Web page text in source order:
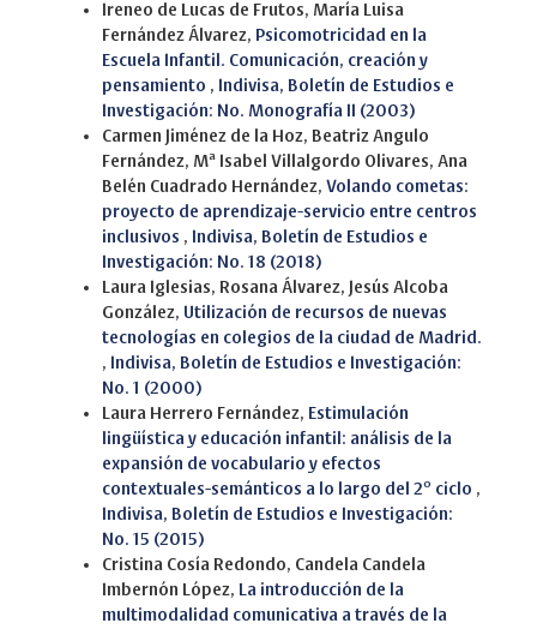
Ireneo de Lucas de Frutos, María Luisa
Fernández Álvarez, Psicomotricidad en la
Escuela Infantil. Comunicación, creación y
pensamiento , Indivisa, Boletín de Estudios e
Investigación: No. Monografía II (2003)
Carmen Jiménez de la Hoz, Beatriz Angulo
Fernández, Mª Isabel Villalgordo Olivares, Ana
Belén Cuadrado Hernández, Volando cometas:
proyecto de aprendizaje-servicio entre centros
inclusivos , Indivisa, Boletín de Estudios e
Investigación: No. 18 (2018)
Laura Iglesias, Rosana Álvarez, Jesús Alcoba
González, Utilización de recursos de nuevas
tecnologías en colegios de la ciudad de Madrid.
, Indivisa, Boletín de Estudios e Investigación:
No. 1 (2000)
Laura Herrero Fernández, Estimulación
lingüística y educación infantil: análisis de la
expansión de vocabulario y efectos
contextuales-semánticos a lo largo del 2º ciclo ,
Indivisa, Boletín de Estudios e Investigación:
No. 15 (2015)
Cristina Cosía Redondo, Candela Candela
Imbernón López, La introducción de la
multimodalidad comunicativa a través de la